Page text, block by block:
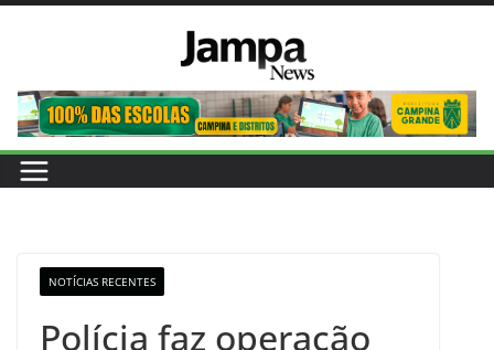
conteúdo
NOTÍCIAS RECENTES
Polícia faz operação